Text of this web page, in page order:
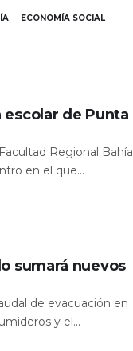
ECONOMÍA SOCIAL
de Punta
Regional Bahía
en el que...
sumará nuevos
de evacuación en
y el...